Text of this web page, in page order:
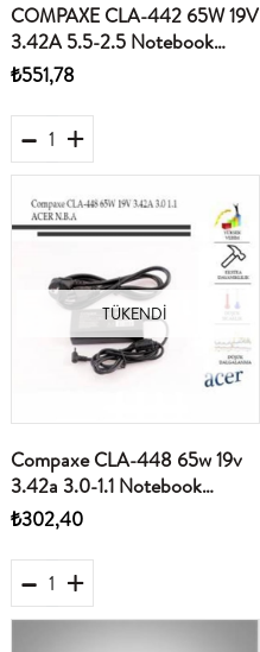
COMPAXE CLA-442 65W 19V
3.42A 5.5-2.5 Notebook
Adaptör
₺551,78
TÜKENDI
Compaxe CLA-448 65w 19v
3.42a 3.0-1.1 Notebook
Adaptörü
₺302,40